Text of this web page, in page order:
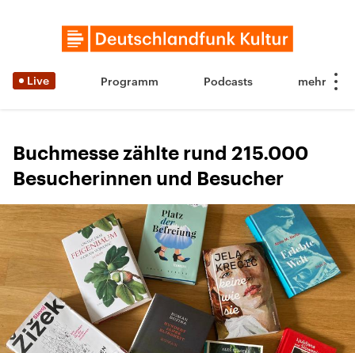
Live Programm Podcasts
Buchmesse zählte rund 215.000
Besucherinnen und Besucher